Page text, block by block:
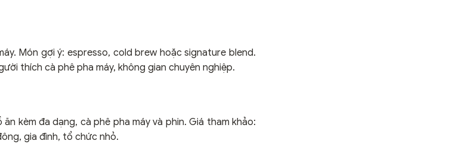
Món gợi ý: espresso, cold brew hoặc signature blend.
thích cà phê pha máy, không gian chuyên nghiệp.
kèm đa dạng, cà phê pha máy và phin. Giá tham khảo:
gia đình, tổ chức nhỏ.